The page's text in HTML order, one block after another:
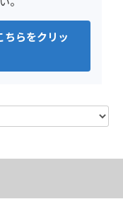
ちらをクリッ